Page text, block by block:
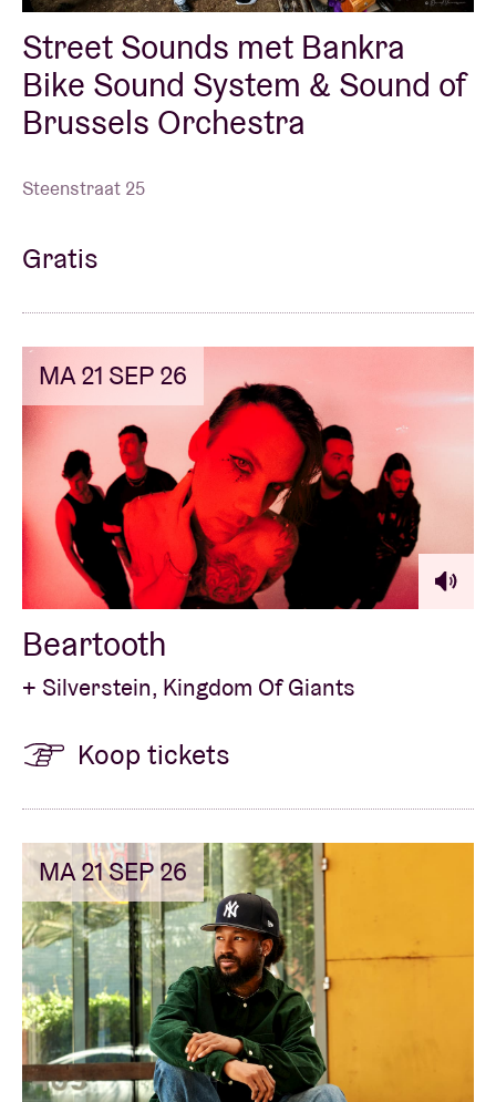
Street Sounds met Bankra
Bike Sound System & Sound of
Brussels Orchestra
Steenstraat 25
Gratis
MA 21 SEP 26
Beartooth
+ Silverstein, Kingdom Of Giants
Koop tickets
MA 21 SEP 26